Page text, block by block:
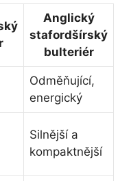
Anglický
stafordšírský
bulteriér
Odměňující,
energický
Silnější a
kompaktnější